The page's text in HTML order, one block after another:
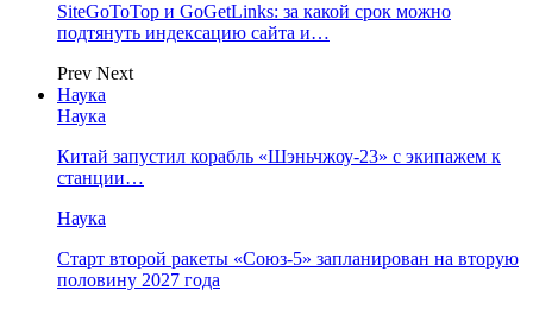
SiteGoToTop и GoGetLinks: за какой срок можно
подтянуть индексацию сайта и…
Prev Next
Наука
Наука
Китай запустил корабль «Шэньчжоу-23» с экипажем к
станции…
Наука
Старт второй ракеты «Союз-5» запланирован на вторую
половину 2027 года